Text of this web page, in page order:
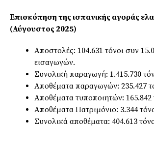
Επισκόπηση της ισπανικής αγοράς
(Αύγουστος 2025)
Αποστολές: 104.631 τόνοι συν
εισαγωγών.
Συνολική παραγωγή: 1.415.730
Αποθέματα παραγωγών: 235.427
Αποθέματα τυποποιητών: 165.842
Αποθέματα Πατριμόνιο: 3.344
Συνολικά αποθέματα: 404.613